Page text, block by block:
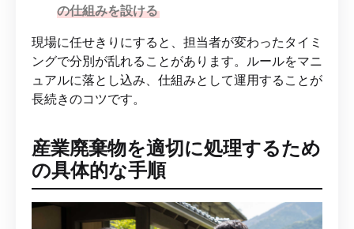
の仕組みを設ける
現場に任せきりにすると、担当者が変わったタイミ
ングで分別が乱れることがあります。ルールをマニ
ュアルに落とし込み、仕組みとして運用することが
長続きのコツです。
産業廃棄物を適切に処理するため
の具体的な手順